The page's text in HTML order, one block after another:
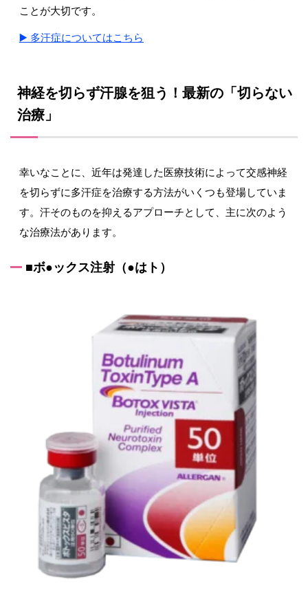
ことが大切です。
▶️ 多汗症についてはこちら
神経を切らず汗腺を狙う！最新の「切らない
治療」
幸いなことに、近年は発達した医療技術によって交感神経
を切らずに多汗症を治療する方法がいくつも登場していま
す。汗そのものを抑えるアプローチとして、主に次のよう
な治療法があります。
■ボ●ックス注射（●はト）